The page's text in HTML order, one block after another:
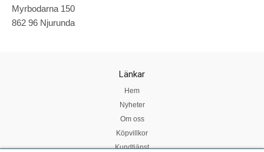
Myrbodarna 150
862 96 Njurunda
Länkar
Hem
Nyheter
Om oss
Köpvillkor
Kundtjänst